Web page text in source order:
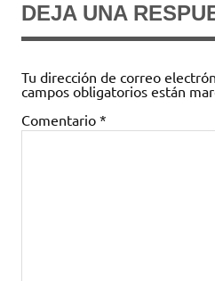
DEJA UNA
Tu dirección de correo
campos obligatorios están
Comentario *